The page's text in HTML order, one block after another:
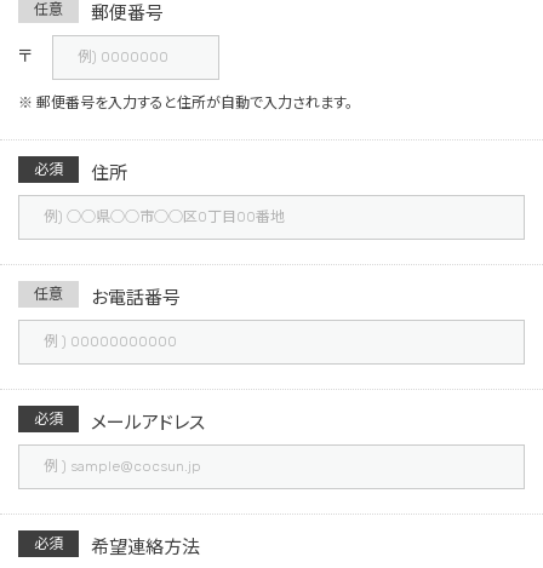
任意 郵便番号
〒
※ 郵便番号を入力すると住所が自動で入力されます。
必須 住所
任意 お電話番号
必須 メールアドレス
必須 希望連絡方法